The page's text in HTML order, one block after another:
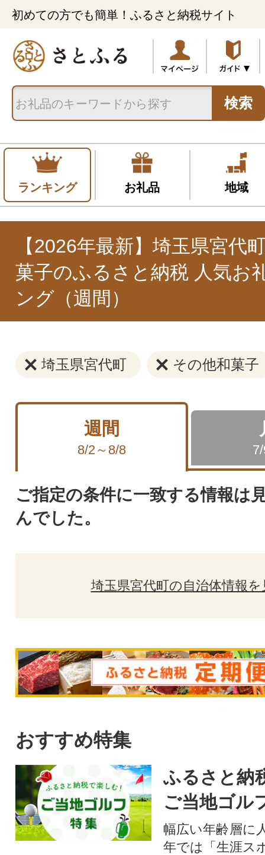
初めての方でも簡単！ふるさと納税サイト
検索
ランキング お礼品 地域
【2026年最新】埼玉県宮代
菓子のふるさと納税 人気お
ング（週間）
埼玉県宮代町 その他和菓子
週間
8/2～8/8
ご指定の条件に一致する情報は
んでした。
埼玉県宮代町の自治体情報を
おすすめ特集
ふるさと納
ご当地ゴル
幅広い年齢層に
年では「生涯ス